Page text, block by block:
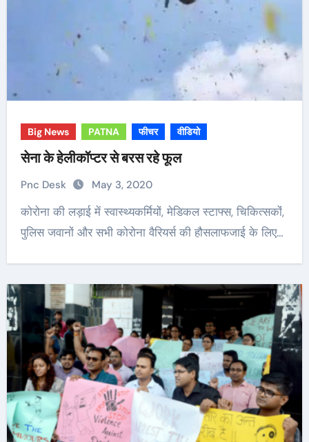
Big News PATNA फीचर वीडियो
सेना के हेलीकॉप्टर से बरस रहे फूल
Pnc Desk May 3, 2020
कोरोना की लड़ाई में स्वास्थ्यकर्मियों, मेडिकल स्टाफ्स, चिकित्सकोंं,
पुलिस जवानों और सभी कोरोना वैरियर्स की हौसलाफजाई के लिए…